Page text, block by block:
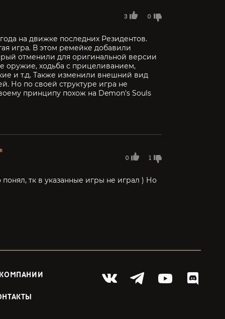
3 0
на движке последних Резидентов.
игра. В этом ремейке добавили
отменили для оригинальной версии
оружие, ходьба с прицеливанием,
и т.д. Также изменили внешний вид
Но по своей структуре игра не
принципу похож на Demon's Souls
0 1
тк в указанные игры не играл ) Но